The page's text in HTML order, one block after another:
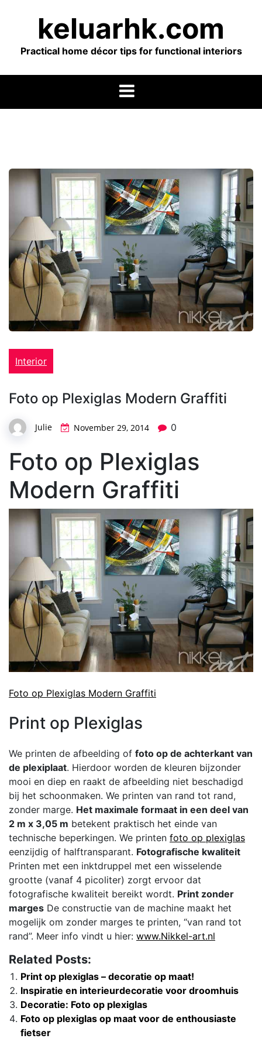
keluarhk.com
Practical home décor tips for functional interiors
Interior
Foto op Plexiglas Modern Graffiti
Julie November 29, 2014 0
Foto op Plexiglas
Modern Graffiti
Foto op Plexiglas Modern Graffiti
Print op Plexiglas
We printen de afbeelding of foto op de achterkant van
de plexiplaat. Hierdoor worden de kleuren bijzonder
mooi en diep en raakt de afbeelding niet beschadigd
bij het schoonmaken. We printen van rand tot rand,
zonder marge. Het maximale formaat in een deel van
2 m x 3,05 m betekent praktisch het einde van
technische beperkingen. We printen foto op plexiglas
eenzijdig of halftransparant. Fotografische kwaliteit
Printen met een inktdruppel met een wisselende
grootte (vanaf 4 picoliter) zorgt ervoor dat
fotografische kwaliteit bereikt wordt. Print zonder
marges De constructie van de machine maakt het
mogelijk om zonder marges te printen, “van rand tot
rand”. Meer info vindt u hier: www.Nikkel-art.nl
Related Posts:
Print op plexiglas – decoratie op maat!
Inspiratie en interieurdecoratie voor droomhuis
Decoratie: Foto op plexiglas
Foto op plexiglas op maat voor de enthousiaste
fietser